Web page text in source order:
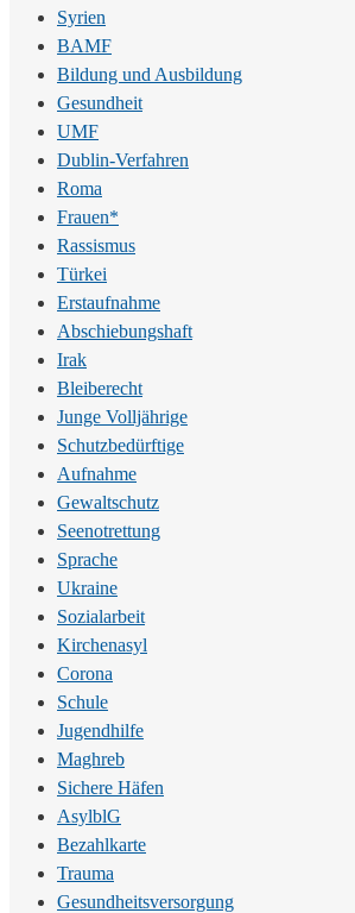
Syrien
BAMF
Bildung und Ausbildung
Gesundheit
UMF
Dublin-Verfahren
Roma
Frauen*
Rassismus
Türkei
Erstaufnahme
Abschiebungshaft
Irak
Bleiberecht
Junge Volljährige
Schutzbedürftige
Aufnahme
Gewaltschutz
Seenotrettung
Sprache
Ukraine
Sozialarbeit
Kirchenasyl
Corona
Schule
Jugendhilfe
Maghreb
Sichere Häfen
AsylblG
Bezahlkarte
Trauma
Gesundheitsversorgung